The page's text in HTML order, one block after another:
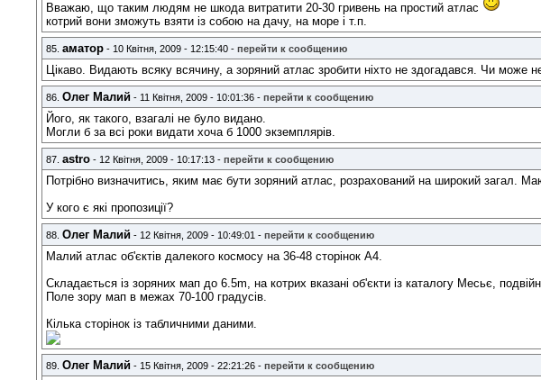
Вважаю, що таким людям не шкода витратити 20-30 гривень на простий атлас
котрий вони зможуть взяти із собою на дачу, на море і т.п.
85.аматор - 10 Квітня, 2009 - 12:15:40 -перейти к сообщению
Цікаво. Видають всяку всячину, а зоряний атлас зробити ніхто не здогадався. Чи може
86.Олег Малий - 11 Квітня, 2009 - 10:01:36 -перейти к сообщению
Його, як такого, взагалі не було видано.
Могли б за всі роки видати хоча б 1000 экземплярів.
87.astro - 12 Квітня, 2009 - 10:17:13 -перейти к сообщению
Потрібно визначитись, яким має бути зоряний атлас, розрахований на широкий загал.
У кого є які пропозиції?
88.Олег Малий - 12 Квітня, 2009 - 10:49:01 -перейти к сообщению
Малий атлас об'єктів далекого космосу на 36-48 сторінок А4.
Складається із зоряних мап до 6.5m, на котрих вказані об'єкти із каталогу Месьє, подвійні
Поле зору мап в межах 70-100 градусів.
Кілька сторінок із табличними даними.
89.Олег Малий - 15 Квітня, 2009 - 22:21:26 -перейти к сообщению